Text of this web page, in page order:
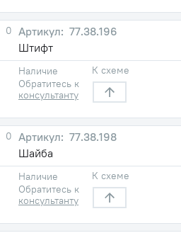
0
77.38.196
Штифт
Наличие
Обратитесь к
консультанту
К схеме
0
77.38.198
Шайба
Наличие
Обратитесь к
консультанту
К схеме